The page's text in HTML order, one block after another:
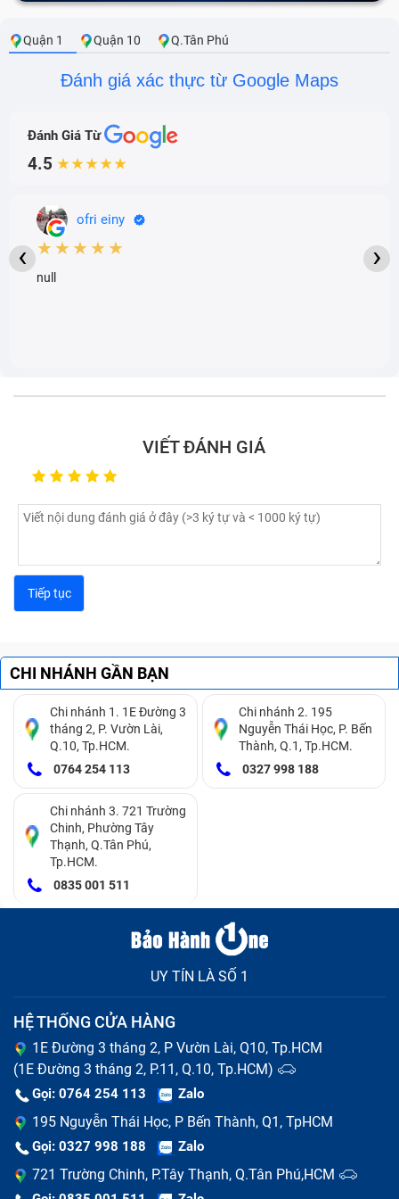
Các nguyên nhân dẫn tới sạc Adapter
trạng này:
không chính hãng, không tương thích với điện thoại
khiến dòng điện ra vào không ổn định giữa nguồn
Do bạn thường xuyên sạc máy ở môi trường ẩm
Trong quá trình sử dụng, bạn làm rơi sạc Adapter,
hay để va vào vật cứng khiến mạch bên trong sạc bị
hiểm cho người sử dụng.
Sau thời gian sử dụng lâu dài và liên tục, sạc
Adapter đã hết hạn sử dụng và cần thay thế. Lúc
này dù không muốn thì bạn vẫn nên sắm ngay sạc
mới để đảm bảo hiệu năng và độ bền cho điện thoại
Surface Pro 3/4.
Bảo Hành One tư vấn nguyên nhân dẫn tới sạc Adapter
Điện thoại bị hỏng
Những lưu ý khi thay sạc Adapter Điện
Quận 1 Quận 10 Q.Tân Phú
Đánh giá xác thực từ Google Maps
Đánh Giá Từ
4.5 ★★★★★
ofri einy
★★★★★
null
‹ ›
VIẾT ĐÁNH GIÁ
CHI NHÁNH GẦN BẠN
Chi nhánh 1. 1E Đường 3
tháng 2, P. Vườn Lài,
Q.10, Tp.HCM.
0764 254 113
Chi nhánh 2. 195
Nguyễn Thái Học, P. Bến
Thành, Q.1, Tp.HCM.
0327 998 188
Chi nhánh 3. 721 Trường
Chinh, Phường Tây
Thạnh, Q.Tân Phú,
Tp.HCM.
0835 001 511
UY TÍN LÀ SỐ 1
HỆ THỐNG CỬA HÀNG
1E Đường 3 tháng 2, P Vườn Lài, Q10, Tp.HCM
(1E Đường 3 tháng 2, P.11, Q.10, Tp.HCM)
Gọi: 0764 254 113 Zalo
195 Nguyễn Thái Học, P Bến Thành, Q1, TpHCM
Gọi: 0327 998 188 Zalo
721 Trường Chinh, P.Tây Thạnh, Q.Tân Phú,HCM